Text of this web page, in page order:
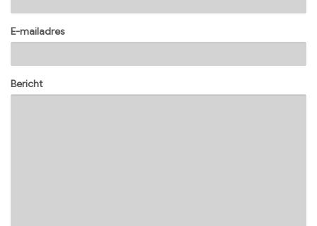
E-mailadres
Bericht